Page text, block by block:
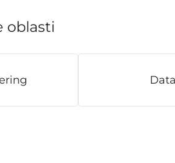
oblasti
Data